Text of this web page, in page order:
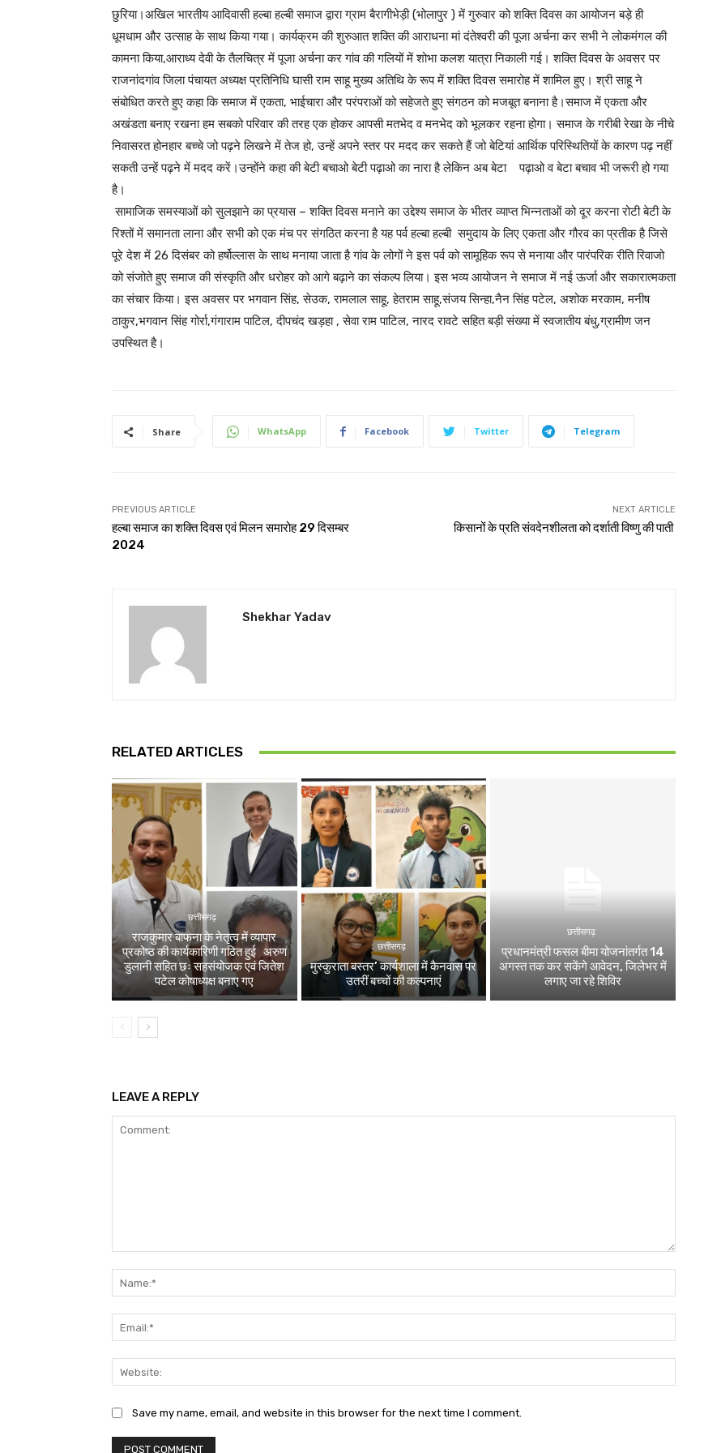
छुरिया।अखिल भारतीय आदिवासी हल्बा हल्बी समाज द्वारा ग्राम बैरागीभेड़ी (भोलापुर ) में गुरुवार को शक्ति दिवस का आयोजन बड़े ही
धूमधाम और उत्साह के साथ किया गया। कार्यक्रम की शुरुआत शक्ति की आराधना मां दंतेश्वरी की पूजा अर्चना कर सभी ने लोकमंगल की
कामना किया,आराध्य देवी के तैलचित्र में पूजा अर्चना कर गांव की गलियों में शोभा कलश यात्रा निकाली गई। शक्ति दिवस के अवसर पर
राजनांदगांव जिला पंचायत अध्यक्ष प्रतिनिधि घासी राम साहू मुख्य अतिथि के रूप में शक्ति दिवस समारोह में शामिल हुए। श्री साहू ने
संबोधित करते हुए कहा कि समाज में एकता, भाईचारा और परंपराओं को सहेजते हुए संगठन को मजबूत बनाना है।समाज में एकता और
अखंडता बनाए रखना हम सबको परिवार की तरह एक होकर आपसी मतभेद व मनभेद को भूलकर रहना होगा। समाज के गरीबी रेखा के नीचे
निवासरत होनहार बच्चे जो पढ़ने लिखने में तेज हो, उन्हें अपने स्तर पर मदद कर सकते हैं जो बेटियां आर्थिक परिस्थितियों के कारण पढ़ नहीं
सकती उन्हें पढ़ने में मदद करें।उन्होंने कहा की बेटी बचाओ बेटी पढ़ाओ का नारा है लेकिन अब बेटा पढ़ाओ व बेटा बचाव भी जरूरी हो गया
है।
सामाजिक समस्याओं को सुलझाने का प्रयास – शक्ति दिवस मनाने का उद्देश्य समाज के भीतर व्याप्त भिन्नताओं को दूर करना रोटी बेटी के
रिश्तों में समानता लाना और सभी को एक मंच पर संगठित करना है यह पर्व हल्बा हल्बी समुदाय के लिए एकता और गौरव का प्रतीक है जिसे
पूरे देश में 26 दिसंबर को हर्षोल्लास के साथ मनाया जाता है गांव के लोगों ने इस पर्व को सामूहिक रूप से मनाया और पारंपरिक रीति रिवाजो
को संजोते हुए समाज की संस्कृति और धरोहर को आगे बढ़ाने का संकल्प लिया। इस भव्य आयोजन ने समाज में नई ऊर्जा और सकारात्मकता
का संचार किया। इस अवसर पर भगवान सिंह, सेउक, रामलाल साहू, हेतराम साहू,संजय सिन्हा,नैन सिंह पटेल, अशोक मरकाम, मनीष
ठाकुर,भगवान सिंह गोर्रा,गंगाराम पाटिल, दीपचंद खड़हा , सेवा राम पाटिल, नारद रावटे सहित बड़ी संख्या में स्वजातीय बंधु,ग्रामीण जन
उपस्थित है।
Share WhatsApp Facebook Twitter Telegram
PREVIOUS ARTICLE
हल्बा समाज का शक्ति दिवस एवं मिलन समारोह 29 दिसम्बर
2024
NEXT ARTICLE
किसानों के प्रति संवदेनशीलता को दर्शाती विष्णु की पाती
Shekhar Yadav
RELATED ARTICLES
छत्तीसगढ़
राजकुमार बाफना के नेतृत्व में व्यापार
प्रकोष्ठ की कार्यकारिणी गठित हुई अरुण
डुलानी सहित छः सहसंयोजक एवं जितेश
पटेल कोषाध्यक्ष बनाए गए
छत्तीसगढ़
मुस्कुराता बस्तर’ कार्यशाला में कैनवास पर
उतरीं बच्चों की कल्पनाएं
छत्तीसगढ़
प्रधानमंत्री फसल बीमा योजनांतर्गत 14
अगस्त तक कर सकेंगे आवेदन, जिलेभर में
लगाए जा रहे शिविर
LEAVE A REPLY
Save my name, email, and website in this browser for the next time I comment.